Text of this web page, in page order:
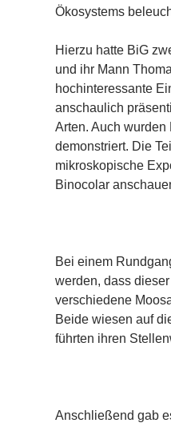
Ökosystems
Hierzu hatte BiG
und ihr Mann
hochinteressante
anschaulich
Arten. Auch
demonstriert. Die
mikroskopische
Binocolar
Bei einem
werden, dass
verschiedene
Beide wiesen auf
führten ihren
Anschließend gab